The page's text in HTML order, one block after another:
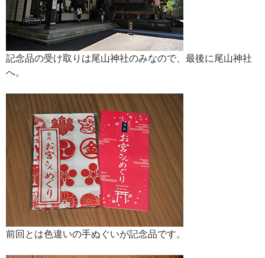
記念品の受け取りは尾山神社のみなので、最後に尾山神社
へ。
前回とは色違いの手ぬぐいが記念品です。